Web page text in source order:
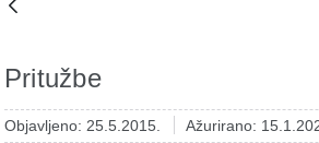
Pritužbe
Objavljeno: 25.5.2015. Ažurirano: